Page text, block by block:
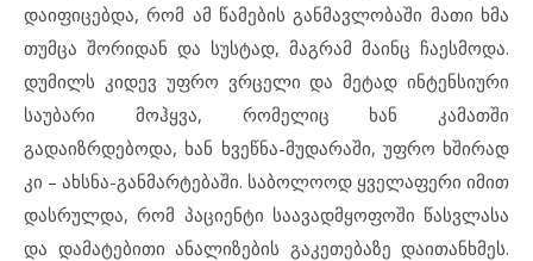
დაიფიცებდა, რომ ამ წამების განმავლობაში მათი ხმა
თუმცა შორიდან და სუსტად, მაგრამ მაინც ჩაესმოდა.
დუმილს კიდევ უფრო ვრცელი და მეტად ინტენსიური
საუბარი მოჰყვა, რომელიც ხან კამათში
გადაიზრდებოდა, ხან ხვეწნა-მუდარაში, უფრო ხშირად
კი – ახსნა-განმარტებაში. საბოლოოდ ყველაფერი იმით
დასრულდა, რომ პაციენტი საავადმყოფოში წასვლასა
და დამატებითი ანალიზების გაკეთებაზე დაითანხმეს.